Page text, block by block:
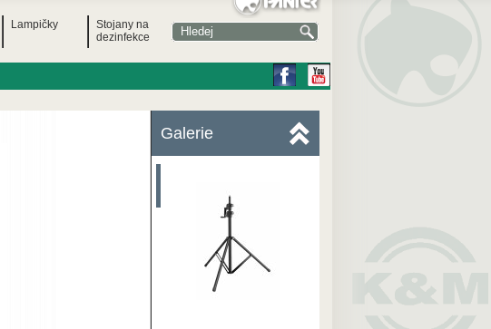
Galerie
Lampičky
Stojany na
dezinfekce